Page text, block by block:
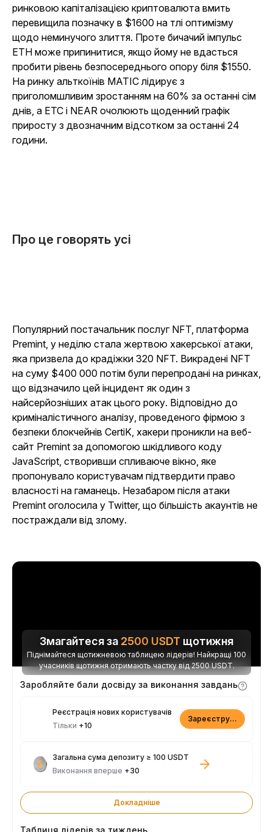
ринковою капіталізацією криптовалюта вмить
перевищила позначку в $1600 на тлі оптимізму
щодо неминучого злиття. Проте бичачий імпульс
ETH може припинитися, якщо йому не вдасться
пробити рівень безпосереднього опору біля $1550.
На ринку альткоїнів MATIC лідирує з
приголомшливим зростанням на 60% за останні сім
днів, а ETC і NEAR очолюють щоденний графік
приросту з двозначним відсотком за останні 24
години.
Про це говорять усі
Популярний постачальник послуг NFT, платформа
Premint, у неділю стала жертвою хакерської атаки,
яка призвела до крадіжки 320 NFT. Викрадені NFT
на суму $400 000 потім були перепродані на ринках,
що відзначило цей інцидент як один з
найсерйозніших атак цього року. Відповідно до
криміналістичного аналізу, проведеного фірмою з
безпеки блокчейнів CertiK, хакери проникли на веб-
сайт Premint за допомогою шкідливого коду
JavaScript, створивши спливаюче вікно, яке
пропонувало користувачам підтвердити право
власності на гаманець. Незабаром після атаки
Premint оголосила у Twitter, що більшість акаунтів не
постраждали від злому.
Змагайтеся за 2500 USDT щотижня
Піднімайтеся щотижневою таблицею лідерів! Найкращі 100
учасників щотижня отримають частку від 2500 USDT.
Заробляйте бали досвіду за виконання завдань
Реєстрація нових користувачів
Тільки +10
Зареєструватися
Загальна сума депозиту ≥ 100 USDT
Виконання вперше +30
Докладніше
Таблиця лідерів за тиждень